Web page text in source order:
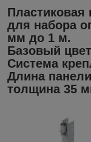
для набора
мм до 1 м.
Базовый
Система
Длина
толщина 35